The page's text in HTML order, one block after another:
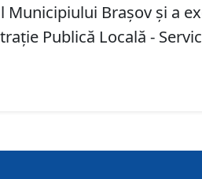
Braşov şi a
Publică Locală -